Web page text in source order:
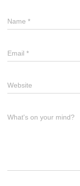
Name *
Email *
Website
What's on your mind?